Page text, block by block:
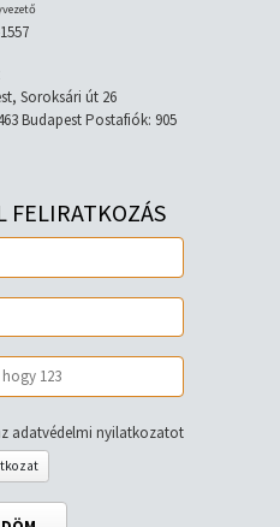
Soroksári út 26
Budapest Postafiók: 905
FELIRATKOZÁS
adatvédelmi nyilatkozatot